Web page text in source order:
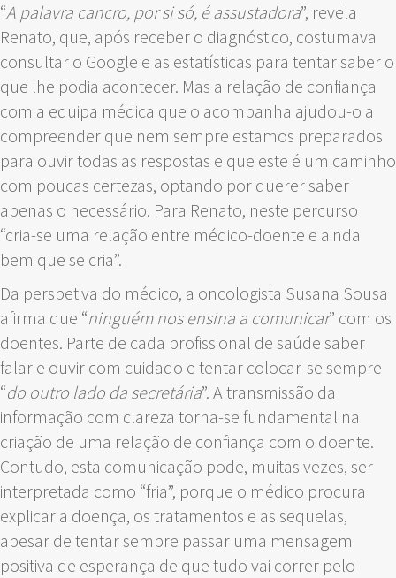
“A palavra cancro, por si só, é assustadora”, revela
Renato, que, após receber o diagnóstico, costumava
consultar o Google e as estatísticas para tentar saber o
que lhe podia acontecer. Mas a relação de confiança
com a equipa médica que o acompanha ajudou-o a
compreender que nem sempre estamos preparados
para ouvir todas as respostas e que este é um caminho
com poucas certezas, optando por querer saber
apenas o necessário. Para Renato, neste percurso
“cria-se uma relação entre médico-doente e ainda
bem que se cria”.
Da perspetiva do médico, a oncologista Susana Sousa
afirma que “ninguém nos ensina a comunicar” com os
doentes. Parte de cada profissional de saúde saber
falar e ouvir com cuidado e tentar colocar-se sempre
“do outro lado da secretária”. A transmissão da
informação com clareza torna-se fundamental na
criação de uma relação de confiança com o doente.
Contudo, esta comunicação pode, muitas vezes, ser
interpretada como “fria”, porque o médico procura
explicar a doença, os tratamentos e as sequelas,
apesar de tentar sempre passar uma mensagem
positiva de esperança de que tudo vai correr pelo